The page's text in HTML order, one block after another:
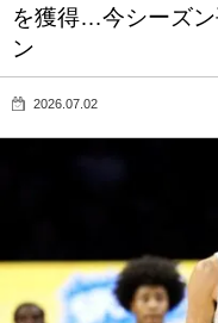
を獲得…今シーズ
ン
2026.07.02